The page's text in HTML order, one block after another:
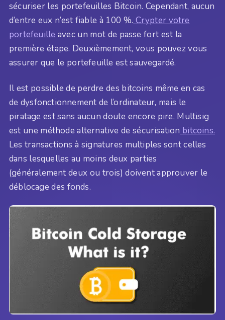
sécuriser les portefeuilles Bitcoin. Cependant, aucun
d’entre eux n’est fiable à 100 %. Crypter votre
portefeuille avec un mot de passe fort est la
première étape. Deuxièmement, vous pouvez vous
assurer que le portefeuille est sauvegardé.
Il est possible de perdre des bitcoins même en cas
de dysfonctionnement de l’ordinateur, mais le
piratage est sans aucun doute encore pire. Multisig
est une méthode alternative de sécurisation bitcoins.
Les transactions à signatures multiples sont celles
dans lesquelles au moins deux parties
(généralement deux ou trois) doivent approuver le
déblocage des fonds.